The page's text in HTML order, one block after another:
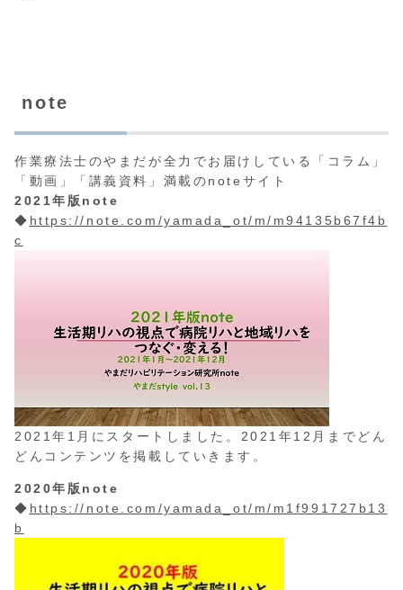
note
作業療法士のやまだが全力でお届けしている「コラム」
「動画」「講義資料」満載のnoteサイト
2021年版note
◆ https://note.com/yamada_ot/m/m94135b67f4b
c
2021年1月にスタートしました。2021年12月までどん
どんコンテンツを掲載していきます。
2020年版note
◆ https://note.com/yamada_ot/m/m1f991727b13
b